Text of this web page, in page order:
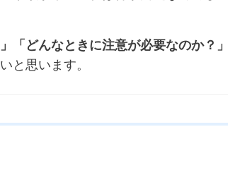
「どんなときに注意が必要なのか？
と思います。